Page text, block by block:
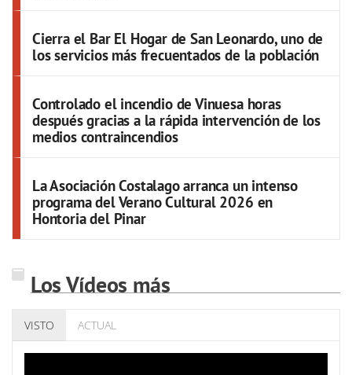
Cierra el Bar El Hogar de San Leonardo, uno de
los servicios más frecuentados de la población
Controlado el incendio de Vinuesa horas
después gracias a la rápida intervención de los
medios contraincendios
La Asociación Costalago arranca un intenso
programa del Verano Cultural 2026 en
Hontoria del Pinar
Los Vídeos más
VISTO ACTUAL